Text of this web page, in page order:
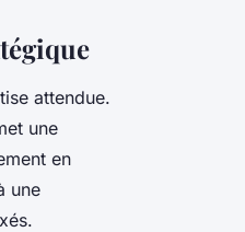
attendue.
une
en
une